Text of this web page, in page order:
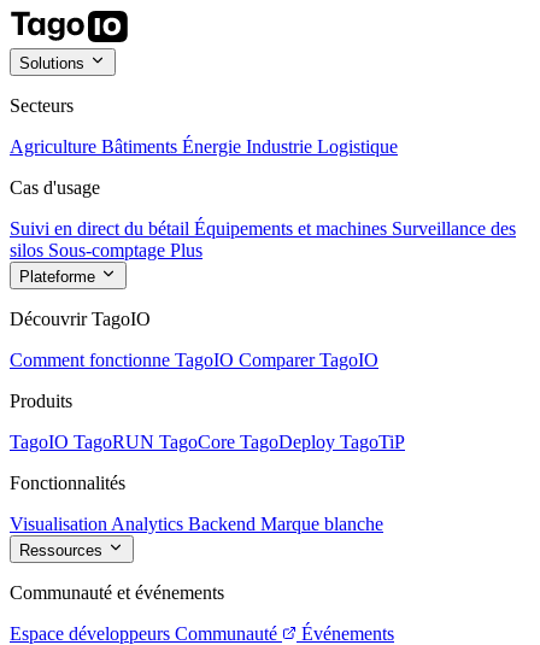
Solutions
Secteurs
Agriculture Bâtiments Énergie Industrie Logistique
Cas d'usage
Suivi en direct du bétail Équipements et machines Surveillance des
silos Sous-comptage Plus
Plateforme
Découvrir TagoIO
Comment fonctionne TagoIO Comparer TagoIO
Produits
TagoIO TagoRUN TagoCore TagoDeploy TagoTiP
Fonctionnalités
Visualisation Analytics Backend Marque blanche
Ressources
Communauté et événements
Espace développeurs Communauté
Événements